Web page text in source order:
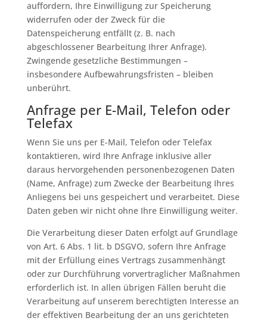
auffordern, Ihre Einwilligung zur Speicherung
widerrufen oder der Zweck für die
Datenspeicherung entfällt (z. B. nach
abgeschlossener Bearbeitung Ihrer Anfrage).
Zwingende gesetzliche Bestimmungen –
insbesondere Aufbewahrungsfristen – bleiben
unberührt.
Anfrage per E-Mail, Telefon oder
Telefax
Wenn Sie uns per E-Mail, Telefon oder Telefax
kontaktieren, wird Ihre Anfrage inklusive aller
daraus hervorgehenden personenbezogenen Daten
(Name, Anfrage) zum Zwecke der Bearbeitung Ihres
Anliegens bei uns gespeichert und verarbeitet. Diese
Daten geben wir nicht ohne Ihre Einwilligung weiter.
Die Verarbeitung dieser Daten erfolgt auf Grundlage
von Art. 6 Abs. 1 lit. b DSGVO, sofern Ihre Anfrage
mit der Erfüllung eines Vertrags zusammenhängt
oder zur Durchführung vorvertraglicher Maßnahmen
erforderlich ist. In allen übrigen Fällen beruht die
Verarbeitung auf unserem berechtigten Interesse an
der effektiven Bearbeitung der an uns gerichteten